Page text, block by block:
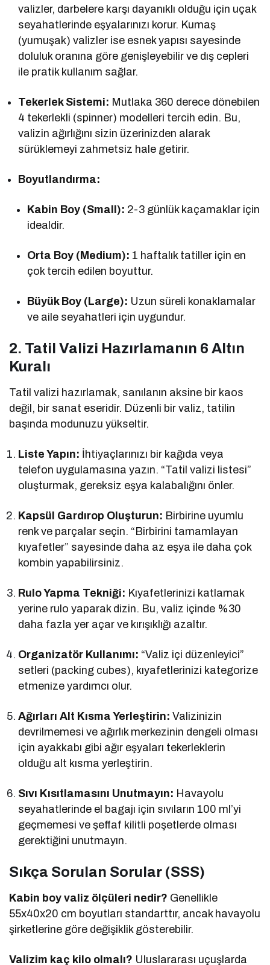
valizler, darbelere karşı dayanıklı olduğu için uçak
seyahatlerinde eşyalarınızı korur. Kumaş
(yumuşak) valizler ise esnek yapısı sayesinde
doluluk oranına göre genişleyebilir ve dış cepleri
ile pratik kullanım sağlar.
Tekerlek Sistemi: Mutlaka 360 derece dönebilen
4 tekerlekli (spinner) modelleri tercih edin. Bu,
valizin ağırlığını sizin üzerinizden alarak
sürüklemeyi zahmetsiz hale getirir.
Boyutlandırma:
Kabin Boy (Small): 2-3 günlük kaçamaklar için
idealdir.
Orta Boy (Medium): 1 haftalık tatiller için en
çok tercih edilen boyuttur.
Büyük Boy (Large): Uzun süreli konaklamalar
ve aile seyahatleri için uygundur.
2. Tatil Valizi Hazırlamanın 6 Altın
Kuralı
Tatil valizi hazırlamak, sanılanın aksine bir kaos
değil, bir sanat eseridir. Düzenli bir valiz, tatilin
başında modunuzu yükseltir.
Liste Yapın: İhtiyaçlarınızı bir kağıda veya
telefon uygulamasına yazın. “Tatil valizi listesi”
oluşturmak, gereksiz eşya kalabalığını önler.
Kapsül Gardırop Oluşturun: Birbirine uyumlu
renk ve parçalar seçin. “Birbirini tamamlayan
kıyafetler” sayesinde daha az eşya ile daha çok
kombin yapabilirsiniz.
Rulo Yapma Tekniği: Kıyafetlerinizi katlamak
yerine rulo yaparak dizin. Bu, valiz içinde %30
daha fazla yer açar ve kırışıklığı azaltır.
Organizatör Kullanımı: “Valiz içi düzenleyici”
setleri (packing cubes), kıyafetlerinizi kategorize
etmenize yardımcı olur.
Ağırları Alt Kısma Yerleştirin: Valizinizin
devrilmemesi ve ağırlık merkezinin dengeli olması
için ayakkabı gibi ağır eşyaları tekerleklerin
olduğu alt kısma yerleştirin.
Sıvı Kısıtlamasını Unutmayın: Havayolu
seyahatlerinde el bagajı için sıvıların 100 ml’yi
geçmemesi ve şeffaf kilitli poşetlerde olması
gerektiğini unutmayın.
Sıkça Sorulan Sorular (SSS)
Kabin boy valiz ölçüleri nedir? Genellikle
55x40x20 cm boyutları standarttır, ancak havayolu
şirketlerine göre değişiklik gösterebilir.
Valizim kaç kilo olmalı? Uluslararası uçuşlarda